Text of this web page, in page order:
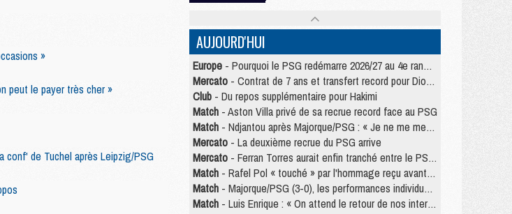
»
peut le payer très cher »
conf' de Tuchel après Leipzig/PSG
AUJOURD'HUI
Europe - Pourquoi le PSG redémarre 2026/27 au 4e rang du coefficient UEFA
Mercato - Contrat de 7 ans et transfert record pour Diomandé loin du PSG
Club - Du repos supplémentaire pour Hakimi
Match - Aston Villa privé de sa recrue record face au PSG
Match - Ndjantou après Majorque/PSG : « Je ne me mets pas de plafond »
Mercato - La deuxième recrue du PSG arrive
Mercato - Ferran Torres aurait enfin tranché entre le PSG et le Barça
Match - Rafel Pol « touché » par l'hommage reçu avant Majorque/PSG
Match - Majorque/PSG (3-0), les performances individuelles
Match - Luis Enrique : « On attend le retour de nos internationaux »